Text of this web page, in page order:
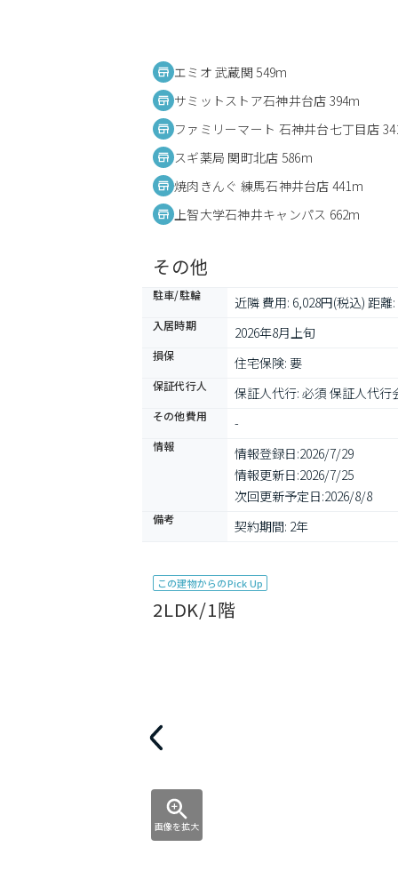
エミオ 武蔵関 549m
サミットストア石神井台店 394m
ファミリーマート 石神井台七丁目店
スギ薬局 関町北店 586m
焼肉きんぐ 練馬石神井台店 441m
上智大学石神井キャンパス 662m
その他
駐車/駐輪 近隣 費用: 6,028円(税込) 距離
入居時期 2026年8月上旬
損保 住宅保険: 要
保証代行人 保証人代行: 必須 保証人代行
その他費用 -
情報 情報登録日:2026/7/29
情報更新日:2026/7/25
次回更新予定日:2026/8/8
備考 契約期間: 2年
この建物からのPick Up
2LDK/1階
画像を拡大